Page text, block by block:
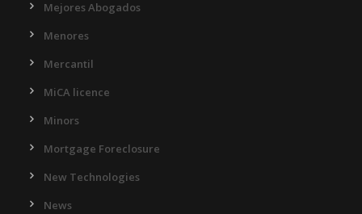
Mejores Abogados
Menores
Mercantil
MiCA licence
Minors
Mortgage Foreclosure
New Technologies
News